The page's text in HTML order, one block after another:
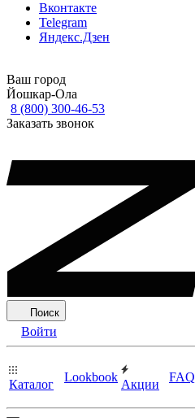
Вконтакте
Telegram
Яндекс.Дзен
Ваш город
Йошкар-Ола
8 (800) 300-46-53
Заказать звонок
Поиск
Войти
Каталог
Lookbook
Акции
FAQ